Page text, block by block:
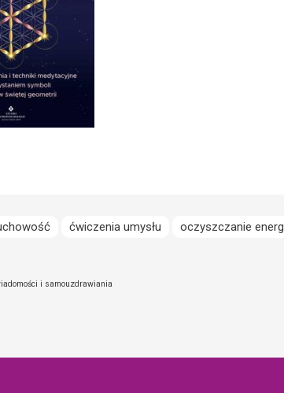
ćwiczenia umysłu oczyszczanie
i samouzdrawiania